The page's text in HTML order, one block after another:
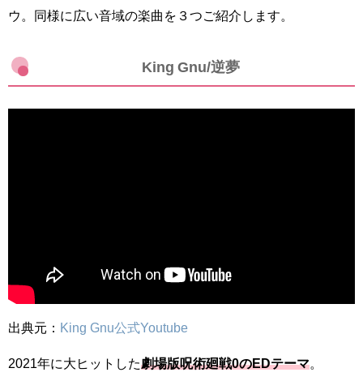
ウ。同様に広い音域の楽曲を３つご紹介します。
King Gnu/逆夢
出典元： King Gnu公式Youtube
2021年に大ヒットした劇場版呪術廻戦0のEDテーマ。